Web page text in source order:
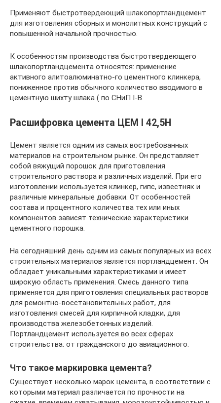
Применяют быстротвердеющий шлакопортландцемент
для изготовления сборных и монолитных конструкций с
повышенной начальной прочностью.
К особенностям производства быстротвердеющего
шлакопортландцемента относятся: применение
активного алитоалюминатно-го цементного клинкера,
пониженное против обычного количество вводимого в
цементную шихту шлака ( по СНиП I-B.
Расшифровка цемента ЦЕМ I 42,5Н
Цемент является одним из самых востребованных
материалов на строительном рынке. Он представляет
собой вяжущий порошок для приготовления
строительного раствора и различных изделий. При его
изготовлении используется клинкер, гипс, известняк и
различные минеральные добавки. От особенностей
состава и процентного количества тех или иных
компонентов зависят технические характеристики
цементного порошка.
На сегодняшний день одним из самых популярных из всех
строительных материалов является портландцемент. Он
обладает уникальными характеристиками и имеет
широкую область применения. Смесь данного типа
применяется для приготовления специальных растворов
для ремонтно-восстановительных работ, для
изготовления смесей для кирпичной кладки, для
производства железобетонных изделий.
Портландцемент используется во всех сферах
строительства: от гражданского до авиационного.
Что такое маркировка цемента?
Существует несколько марок цемента, в соответствии с
которыми материал различается по прочности на